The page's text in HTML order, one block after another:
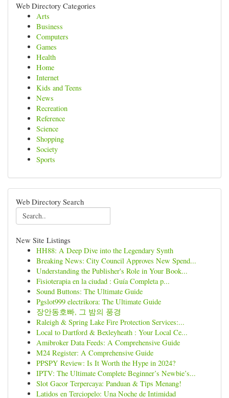
Web Directory Categories
Arts
Business
Computers
Games
Health
Home
Internet
Kids and Teens
News
Recreation
Reference
Science
Shopping
Society
Sports
Web Directory Search
New Site Listings
HH88: A Deep Dive into the Legendary Synth
Breaking News: City Council Approves New Spend...
Understanding the Publisher's Role in Your Book...
Fisioterapia en la ciudad : Guía Completa p...
Sound Buttons: The Ultimate Guide
Pgslot999 electrikora: The Ultimate Guide
장안동호빠, 그 밤의 풍경
Raleigh & Spring Lake Fire Protection Services:...
Local to Dartford & Bexleyheath : Your Local Ce...
Amibroker Data Feeds: A Comprehensive Guide
M24 Register: A Comprehensive Guide
PPSPY Review: Is It Worth the Hype in 2024?
IPTV: The Ultimate Complete Beginner’s Newbie’s...
Slot Gacor Terpercaya: Panduan & Tips Menang!
Latidos en Terciopelo: Una Noche de Intimidad